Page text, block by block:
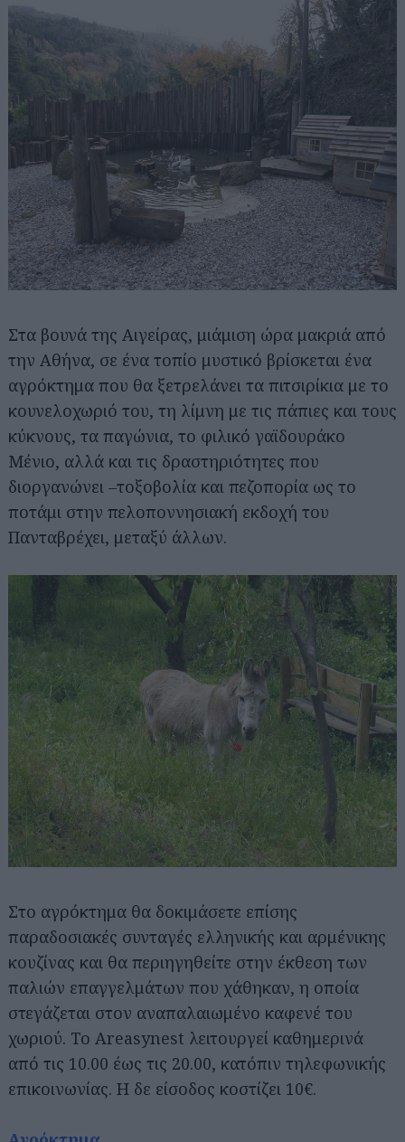
Στα βουνά της Αιγείρας, μιάμιση ώρα μακριά από
την Αθήνα, σε ένα τοπίο μυστικό βρίσκεται ένα
αγρόκτημα που θα ξετρελάνει τα πιτσιρίκια με το
κουνελοχωριό του, τη λίμνη με τις πάπιες και τους
κύκνους, τα παγώνια, το φιλικό γαϊδουράκο
Μένιο, αλλά και τις δραστηριότητες που
διοργανώνει –τοξοβολία και πεζοπορία ως το
ποτάμι στην πελοποννησιακή εκδοχή του
Πανταβρέχει, μεταξύ άλλων.
Στο αγρόκτημα θα δοκιμάσετε επίσης
παραδοσιακές συνταγές ελληνικής και αρμένικης
κουζίνας και θα περιηγηθείτε στην έκθεση των
παλιών επαγγελμάτων που χάθηκαν, η οποία
στεγάζεται στον αναπαλαιωμένο καφενέ του
χωριού. Το Areasynest λειτουργεί καθημερινά
από τις 10.00 έως τις 20.00, κατόπιν τηλεφωνικής
επικοινωνίας. Η δε είσοδος κοστίζει 10€.